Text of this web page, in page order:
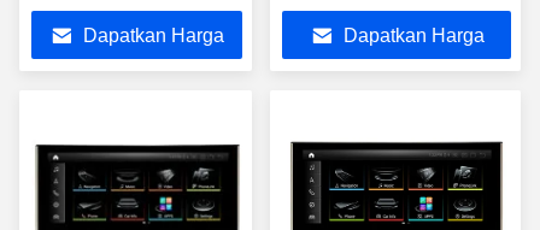
Kanan Android
Multimedia Player
Dapatkan Harga
KananAndroid Multimedia
Player
Dapatkan Harga